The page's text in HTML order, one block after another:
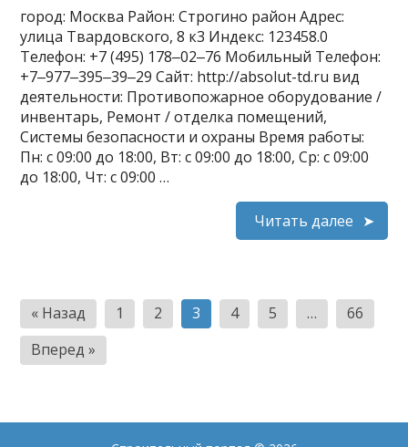
город: Москва Район: Строгино район Адрес:
улица Твардовского, 8 к3 Индекс: 123458.0
Телефон: +7 (495) 178‒02‒76 Мобильный Телефон:
+7‒977‒395‒39‒29 Сайт: http://absolut-td.ru вид
деятельности: Противопожарное оборудование /
инвентарь, Ремонт / отделка помещений,
Системы безопасности и охраны Время работы:
Пн: с 09:00 до 18:00, Вт: с 09:00 до 18:00, Ср: с 09:00
до 18:00, Чт: с 09:00 …
Читать далее
Пагинация
записей
« Назад 1 2 3 4 5 …
66
Вперед »